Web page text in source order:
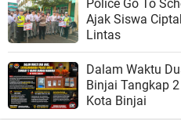
Police Go To
Ajak Siswa
Lintas
Dalam Waktu
Binjai Tangkap
Kota Binjai